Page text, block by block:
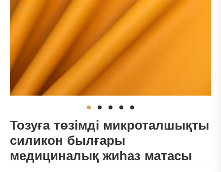
Тозуға төзімді микроталшықты
силикон былғары
медициналық жиһаз матасы